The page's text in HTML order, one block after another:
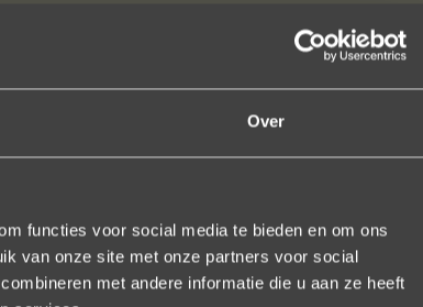
Over
functies voor social media te bieden en om ons
van onze site met onze partners voor social
met andere informatie die u aan ze heeft
perfecte kwaliteit. We zijn liefdevol
dan AANRADER op elk vlak!